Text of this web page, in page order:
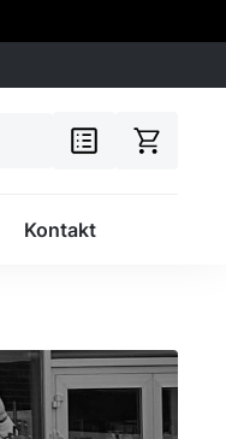
Kontakt